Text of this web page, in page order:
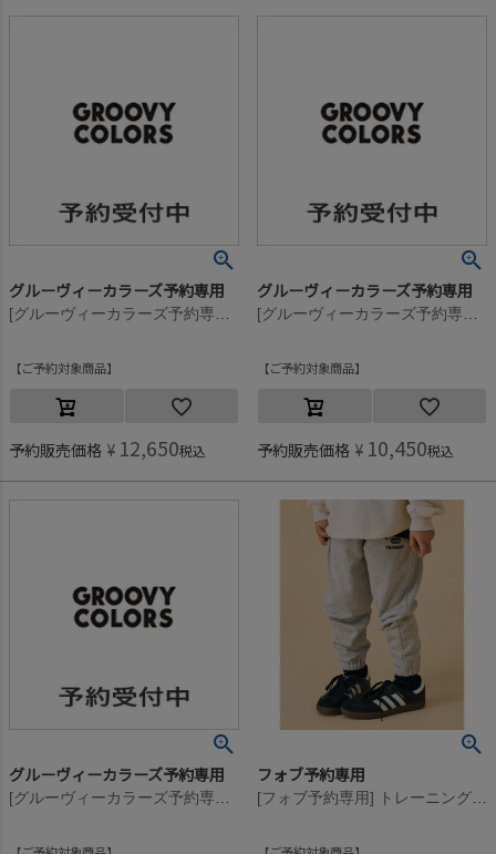
グルーヴィーカラーズ予約専用
ご予約対象商品
予約販売価格 ¥ 12,650税込
グルーヴィーカラーズ予約専用
ご予約対象商品
予約販売価格 ¥ 10,450税込
グルーヴィーカラーズ予約専用 フォブ予約専用